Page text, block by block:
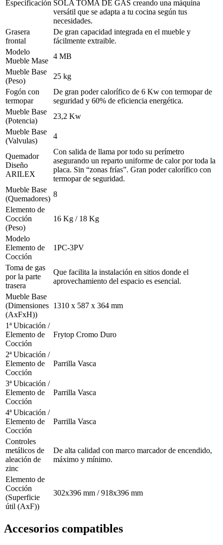
Especificación SÓLA TOMA DE GAS creando una máquina
versátil que se adapta a tu cocina según tus
necesidades.
Grasera
frontal
De gran capacidad integrada en el mueble y
fácilmente extraible.
Modelo
Mueble Mase
4 MB
Mueble Base
(Peso)
25 kg
Fogón con
termopar
De gran poder calorífico de 6 Kw con termopar de
seguridad y 60% de eficiencia energética.
Mueble Base
(Potencia)
23,2 Kw
Mueble Base
(Valvulas)
4
Quemador
Diseño
ARILEX
Con salida de llama por todo su perímetro
asegurando un reparto uniforme de calor por toda la
placa. Sin “zonas frías”. Gran poder calorífico con
termopar de seguridad.
Mueble Base
(Quemadores)
8
Elemento de
Cocción
(Peso)
16 Kg / 18 Kg
Modelo
Elemento de
Cocción
1PC-3PV
Toma de gas
por la parte
trasera
Que facilita la instalación en sitios donde el
aprovechamiento del espacio es esencial.
Mueble Base
(Dimensiones
(AxFxH))
1310 x 587 x 364 mm
1ª Ubicación /
Elemento de
Cocción
Frytop Cromo Duro
2ª Ubicación /
Elemento de
Cocción
Parrilla Vasca
3ª Ubicación /
Elemento de
Cocción
Parrilla Vasca
4ª Ubicación /
Elemento de
Cocción
Parrilla Vasca
Controles
metálicos de
aleación de
zinc
De alta calidad con marco marcador de encendido,
máximo y mínimo.
Elemento de
Cocción
(Superficie
útil (AxF))
302x396 mm / 918x396 mm
Accesorios compatibles